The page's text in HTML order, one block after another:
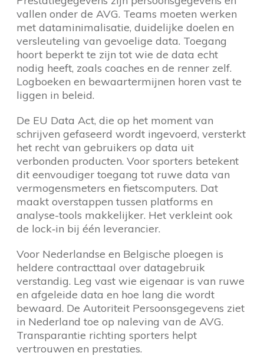
vallen onder de AVG. Teams moeten werken
met dataminimalisatie, duidelijke doelen en
versleuteling van gevoelige data. Toegang
hoort beperkt te zijn tot wie de data echt
nodig heeft, zoals coaches en de renner zelf.
Logboeken en bewaartermijnen horen vast te
liggen in beleid.
De EU Data Act, die op het moment van
schrijven gefaseerd wordt ingevoerd, versterkt
het recht van gebruikers op data uit
verbonden producten. Voor sporters betekent
dit eenvoudiger toegang tot ruwe data van
vermogensmeters en fietscomputers. Dat
maakt overstappen tussen platforms en
analyse-tools makkelijker. Het verkleint ook
de lock‑in bij één leverancier.
Voor Nederlandse en Belgische ploegen is
heldere contracttaal over datagebruik
verstandig. Leg vast wie eigenaar is van ruwe
en afgeleide data en hoe lang die wordt
bewaard. De Autoriteit Persoonsgegevens ziet
in Nederland toe op naleving van de AVG.
Transparantie richting sporters helpt
vertrouwen en prestaties.